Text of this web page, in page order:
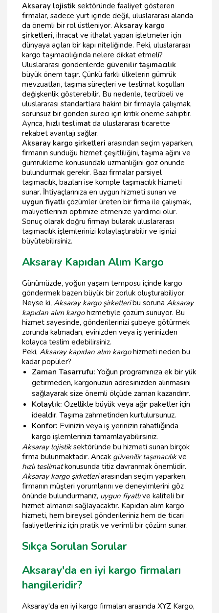
Aksaray lojistik sektöründe faaliyet gösteren
firmalar, sadece yurt içinde değil, uluslararası alanda
da önemli bir rol üstleniyor. Aksaray kargo
şirketleri, ihracat ve ithalat yapan işletmeler için
dünyaya açılan bir kapı niteliğinde. Peki, uluslararası
kargo taşımacılığında nelere dikkat etmeli?
Uluslararası gönderilerde güvenilir taşımacılık
büyük önem taşır. Çünkü farklı ülkelerin gümrük
mevzuatları, taşıma süreçleri ve teslimat koşulları
değişkenlik gösterebilir. Bu nedenle, tecrübeli ve
uluslararası standartlara hakim bir firmayla çalışmak,
sorunsuz bir gönderi süreci için kritik öneme sahiptir.
Ayrıca, hızlı teslimat da uluslararası ticarette
rekabet avantajı sağlar.
Aksaray kargo şirketleri arasından seçim yaparken,
firmanın sunduğu hizmet çeşitliliğini, taşıma ağını ve
gümrükleme konusundaki uzmanlığını göz önünde
bulundurmak gerekir. Bazı firmalar parsiyel
taşımacılık, bazıları ise komple taşımacılık hizmeti
sunar. İhtiyaçlarınıza en uygun hizmeti sunan ve
uygun fiyatlı çözümler üreten bir firma ile çalışmak,
maliyetlerinizi optimize etmenize yardımcı olur.
Sonuç olarak doğru firmayı bularak uluslararası
taşımacılık işlemlerinizi kolaylaştırabilir ve işinizi
büyütebilirsiniz.
Aksaray Kapıdan Alım Kargo
Günümüzde, yoğun yaşam temposu içinde kargo
göndermek bazen büyük bir zorluk oluşturabiliyor.
Neyse ki, Aksaray kargo şirketleribu soruna Aksaray
kapıdan alım kargohizmetiyle çözüm sunuyor. Bu
hizmet sayesinde, gönderilerinizi şubeye götürmek
zorunda kalmadan, evinizden veya iş yerinizden
kolayca teslim edebilirsiniz.
Peki, Aksaray kapıdan alım kargohizmeti neden bu
kadar popüler?
Zaman Tasarrufu: Yoğun programınıza ek bir yük
getirmeden, kargonuzun adresinizden alınmasını
sağlayarak size önemli ölçüde zaman kazandırır.
Kolaylık: Özellikle büyük veya ağır paketler için
idealdir. Taşıma zahmetinden kurtulursunuz.
Konfor: Evinizin veya iş yerinizin rahatlığında
kargo işlemlerinizi tamamlayabilirsiniz.
Aksaray lojistiksektöründe bu hizmeti sunan birçok
firma bulunmaktadır. Ancak güvenilir taşımacılıkve
hızlı teslimatkonusunda titiz davranmak önemlidir.
Aksaray kargo şirketleriarasından seçim yaparken,
firmanın müşteri yorumlarını ve deneyimlerini göz
önünde bulundurmanız, uygun fiyatlıve kaliteli bir
hizmet almanızı sağlayacaktır. Kapıdan alım kargo
hizmeti, hem bireysel gönderileriniz hem de ticari
faaliyetleriniz için pratik ve verimli bir çözüm sunar.
Sıkça Sorulan Sorular
Aksaray'da en iyi kargo firmaları
hangileridir?
Aksaray'da en iyi kargo firmaları arasında XYZ Kargo,